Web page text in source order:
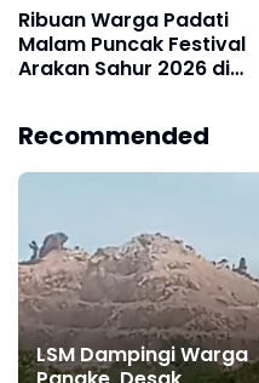
Ribuan Warga Padati
Malam Puncak Festival
Arakan Sahur 2026 di
Recommended
LSM Dampingi Warga